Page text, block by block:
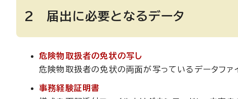
2 届出に必要となるデータ
危険物取扱者の免状の写し
危険物取扱者の免状の両面が写っているデータファ
事務経験証明書